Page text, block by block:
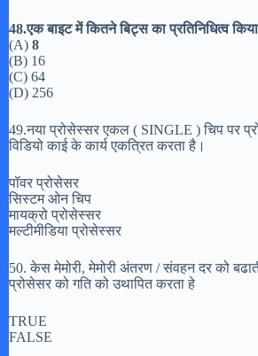
48.एक बाइट में कितने बिट्स का प्रतिनिधित्व
(A) 8
(B) 16
(C) 64
(D) 256
49.नया प्रोसेस्सर एकल ( SINGLE ) चिप पर
विडियो काई के कार्य एकत्रित करता है।
पॉवर प्रोसेसर
सिस्टम ओन चिप
मायक्रो प्रोसेस्सर
मल्टीमीडिया प्रोसेस्सर
50. केस मेमोरी, मेमोरी अंतरण / संवहन दर को
प्रोसेसर को गति को उथापित करता हे
TRUE
FALSE